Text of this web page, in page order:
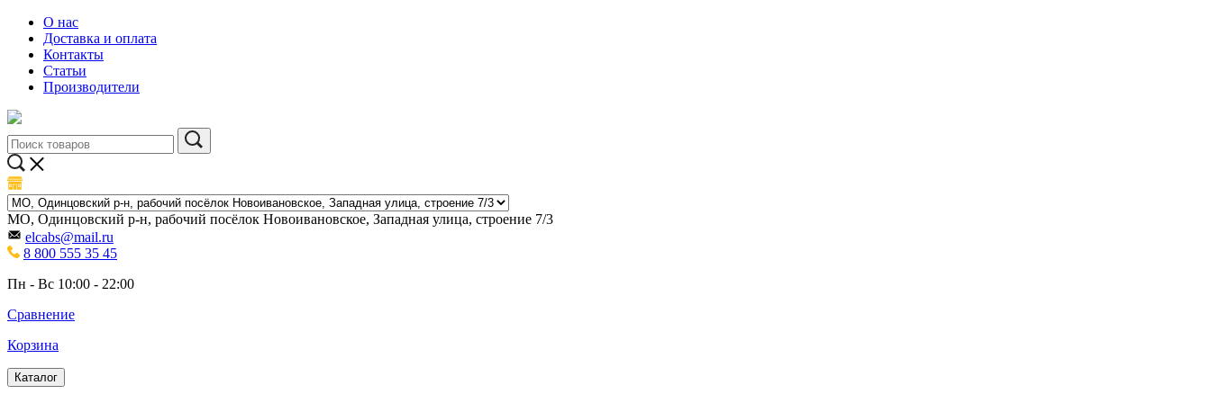
О нас
Доставка и оплата
Контакты
Статьи
Производители
МО, Одинцовский р-н, рабочий посёлок Новоивановское, Западная улица, строение 7/3
elcabs@mail.ru
8 800 555 35 45
Пн - Вс 10:00 - 22:00
Сравнение
Корзина
Каталог